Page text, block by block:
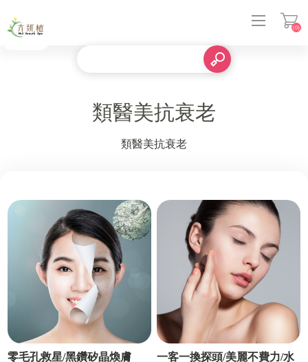
(0)
類醫美抗衰老
類醫美抗衰老
零毛孔救星/黑鑽矽晶煥膚
一客一換探頭/美麗不費力/水